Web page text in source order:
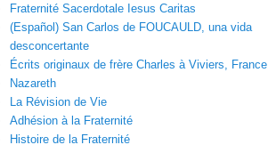
Fraternité Sacerdotale Iesus Caritas
(Español) San Carlos de FOUCAULD, una vida
desconcertante
Écrits originaux de frère Charles à Viviers, France
Nazareth
La Révision de Vie
Adhésion à la Fraternité
Histoire de la Fraternité